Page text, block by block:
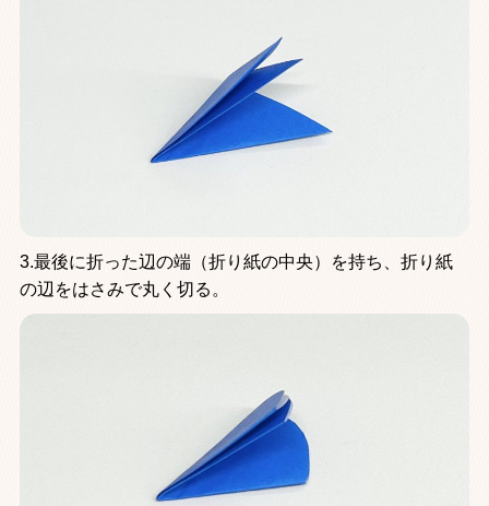
3.最後に折った辺の端（折り紙の中央）を持ち、折り紙
の辺をはさみで丸く切る。